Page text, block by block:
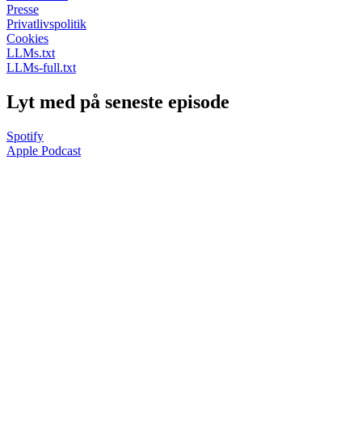
Presse
Privatlivspolitik
Cookies
LLMs.txt
LLMs-full.txt
Lyt med på seneste episode
Spotify
Apple Podcast